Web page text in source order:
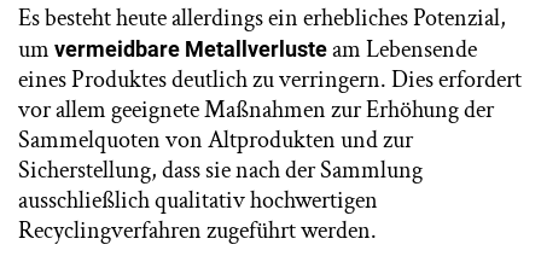
Es besteht heute allerdings ein erhebliches Potenzial,
um vermeidbare Metallverlusteam Lebensende
eines Produktes deutlich zu verringern. Dies erfordert
vor allem geeignete Maßnahmen zur Erhöhung der
Sammelquoten von Altprodukten und zur
Sicherstellung, dass sie nach der Sammlung
ausschließlich qualitativ hochwertigen
Recyclingverfahren zugeführt werden.